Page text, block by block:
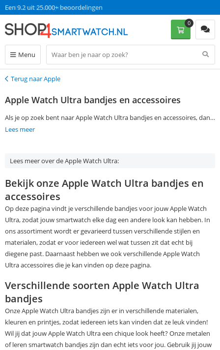
Een 9.2 uit 25.000+ beoordelingen
Menu
0
Terug
Terug naar Apple
Apple Watch Ultra bandjes en accessoires
Als je op zoek bent naar Apple Watch Ultra bandjes en accessoires, dan
ben je op de juiste pagina. Met behulp van de filtermogelijkheden aan
ontvang je jouw Apple Watch Ultra bandjes en accessoires al de
Lees meer
Lees meer over de Apple Watch Ultra:
Bekijk onze Apple Watch Ultra bandjes en
accessoires
Op deze pagina vindt je verschillende bandjes voor jouw Apple Watch
Ultra, zodat jouw smartwatch elke dag een andere look kan hebben. In
ons assortiment wordt er gevarieerd tussen verschillende stijlen en
materialen, zodat er voor iedereen wel wat tussen zit dat echt bij
diegene past. Daarnaast hebben we ook verschillende Apple Watch
Ultra accessoires die je kan vinden op deze pagina.
Verschillende soorten Apple Watch Ultra
bandjes
Onze Apple Watch Ultra bandjes zijn er in verschillende materialen,
kleuren en printjes, zodat iedereen iets kan vinden dat ze leuk vinden!
Wil jij dat jouw Apple Watch Ultra een chique look heeft? Onze metalen
of leren smartwatch bandjes zijn dan echt iets voor jou. Gebruik jij jouw